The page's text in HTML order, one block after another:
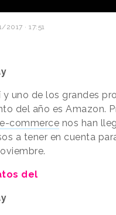
2017 · 17:51
y uno de los grandes
del año es Amazon.
e-commerce nos han
a tener en cuenta
del